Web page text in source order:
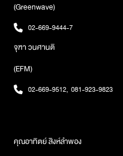
(Greenwave)
02-669-9444-7
จุฑา วนศานติ
(EFM)
02-669-9512, 081-923-9823
คุณอาทิตย์ สิงห์ลำพอง